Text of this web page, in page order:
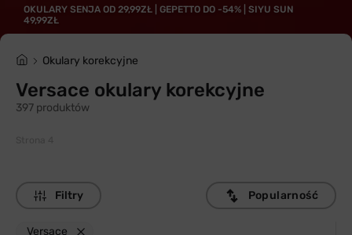
OKULARY SENJA OD 29,99ZŁ | GEPETTO DO -54% | SIYU SUN
49,99ZŁ
Okulary korekcyjne
Versace okulary korekcyjne
397 produktów
Filtry
Versace
Popularność